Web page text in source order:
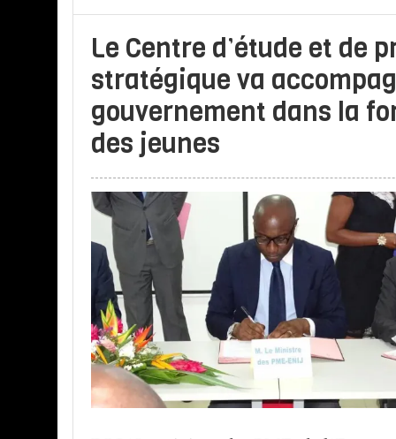
Le Centre d’étude et de
stratégique va
gouvernement dans la
des jeunes